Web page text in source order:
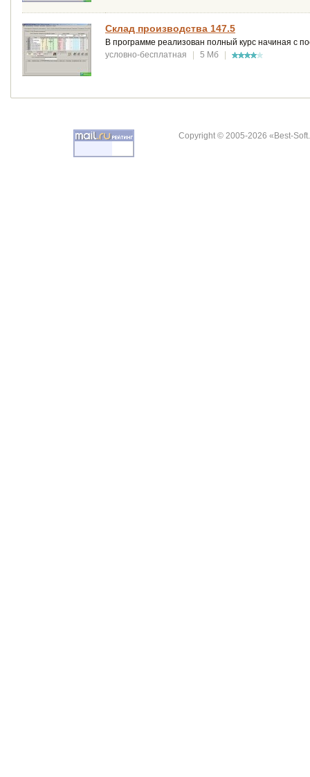
Склад производства 147.5
В программе реализован полный курс начиная с
условно-бесплатная
| 5 Мб |
Copyright © 2005-2026 «Best-